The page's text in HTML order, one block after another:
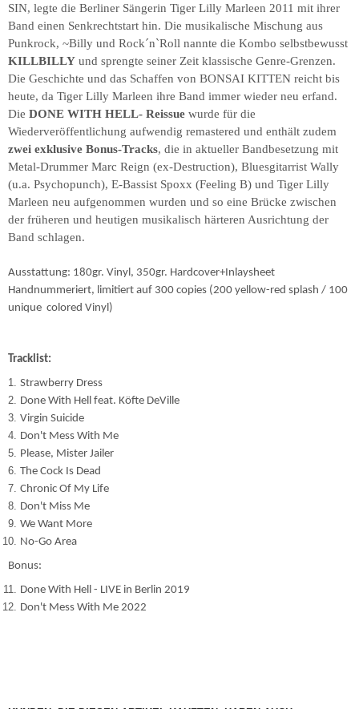
SIN, legte die Berliner Sängerin Tiger Lilly Marleen 2011 mit ihrer
Band einen Senkrechtstart hin. Die musikalische Mischung aus
Punkrock, ~Billy und Rock´n`Roll nannte die Kombo selbstbewusst
KILLBILLY und sprengte seiner Zeit klassische Genre-Grenzen.
Die Geschichte und das Schaffen von BONSAI KITTEN reicht bis
heute, da Tiger Lilly Marleen ihre Band immer wieder neu erfand.
Die DONE WITH HELL- Reissue wurde für die
Wiederveröffentlichung aufwendig remastered und enthält zudem
zwei exklusive Bonus-Tracks, die in aktueller Bandbesetzung mit
Metal-Drummer Marc Reign (ex-Destruction), Bluesgitarrist Wally
(u.a. Psychopunch), E-Bassist Spoxx (Feeling B) und Tiger Lilly
Marleen neu aufgenommen wurden und so eine Brücke zwischen
der früheren und heutigen musikalisch härteren Ausrichtung der
Band schlagen.
Ausstattung: 180gr. Vinyl, 350gr. Hardcover+Inlaysheet
Handnummeriert, limitiert auf 300 copies (200 yellow-red splash / 100
unique colored Vinyl)
Tracklist:
Strawberry Dress
Done With Hell feat. Köfte DeVille
Virgin Suicide
Don't Mess With Me
Please, Mister Jailer
The Cock Is Dead
Chronic Of My Life
Don't Miss Me
We Want More
No-Go Area
Bonus:
Done With Hell - LIVE in Berlin 2019
Don't Mess With Me 2022